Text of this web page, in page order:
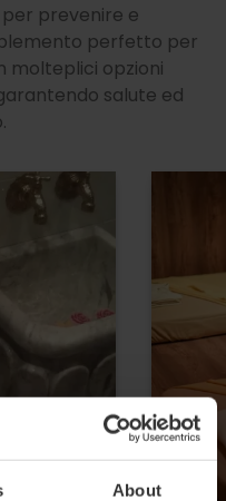
About
prevenire e
perfetto per
molteplici opzioni
salute ed